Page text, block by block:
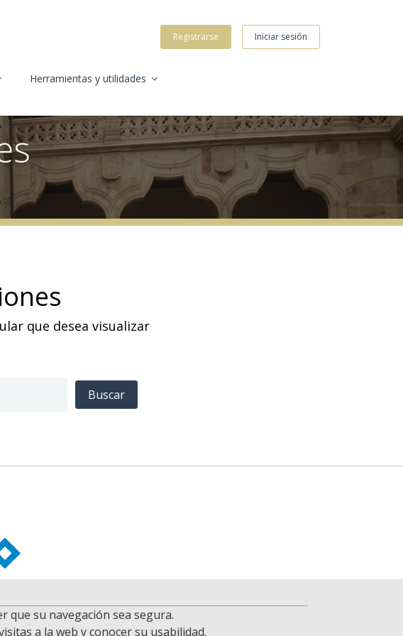
que su navegación sea segura.
a la web y conocer su usabilidad.
Iniciar sesión
Registrarse
Herramientas y utilidades
que desea visualizar
Política de cookies.Todas las imágenes utilizadas son propiedad de Getty